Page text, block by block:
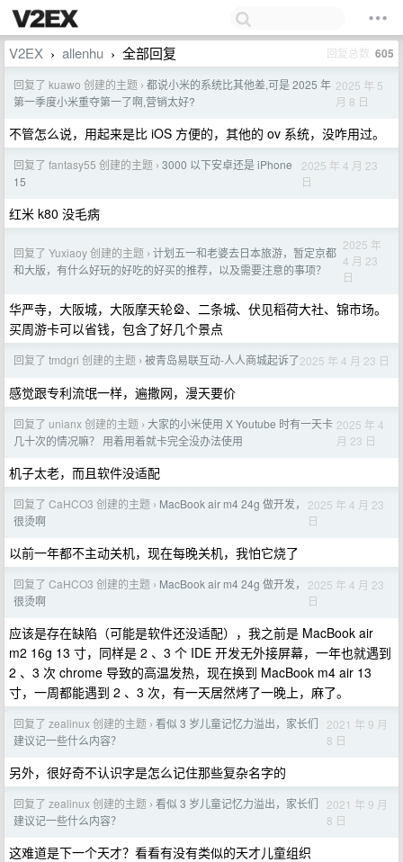
V2EX › allenhu › 全部回复 回复总数 605
回复了 kuawo 创建的主题 › 都说小米的系统比其他差,可是 2025 年
第一季度小米重夺第一了啊,营销太好?
2025 年 5
月 8 日
不管怎么说，用起来是比 iOS 方便的，其他的 ov 系统，没咋用过。
回复了 fantasy55 创建的主题 › 3000 以下安卓还是 iPhone
15
2025 年 4 月 23
日
红米 k80 没毛病
回复了 Yuxiaoy 创建的主题 › 计划五一和老婆去日本旅游，暂定京都
和大版，有什么好玩的好吃的好买的推荐，以及需要注意的事项？
2025 年
4 月 23
日
华严寺，大阪城，大阪摩天轮🎡、二条城、伏见稻荷大社、锦市场。
买周游卡可以省钱，包含了好几个景点
回复了 tmdgri 创建的主题 › 被青岛易联互动-人人商城起诉了2025 年 4 月 23 日
感觉跟专利流氓一样，遍撒网，漫天要价
回复了 unianx 创建的主题 › 大家的小米使用 X Youtube 时有一天卡
几十次的情况嘛？ 用着用着就卡完全没办法使用
2025 年 4
月 23 日
机子太老，而且软件没适配
回复了 CaHCO3 创建的主题 › MacBook air m4 24g 做开发，
很烫啊
2025 年 4 月 23
日
以前一年都不主动关机，现在每晚关机，我怕它烧了
回复了 CaHCO3 创建的主题 › MacBook air m4 24g 做开发，
很烫啊
2025 年 4 月 23
日
应该是存在缺陷（可能是软件还没适配），我之前是 MacBook air
m2 16g 13 寸，同样是 2 、3 个 IDE 开发无外接屏幕，一年也就遇到
2 、3 次 chrome 导致的高温发热，现在换到 MacBook m4 air 13
寸，一周都能遇到 2 、3 次，有一天居然烤了一晚上，麻了。
回复了 zealinux 创建的主题 › 看似 3 岁儿童记忆力溢出，家长们
建议记一些什么内容？
2021 年 9 月
8 日
另外，很好奇不认识字是怎么记住那些复杂名字的
回复了 zealinux 创建的主题 › 看似 3 岁儿童记忆力溢出，家长们
建议记一些什么内容？
2021 年 9 月
8 日
这难道是下一个天才？看看有没有类似的天才儿童组织